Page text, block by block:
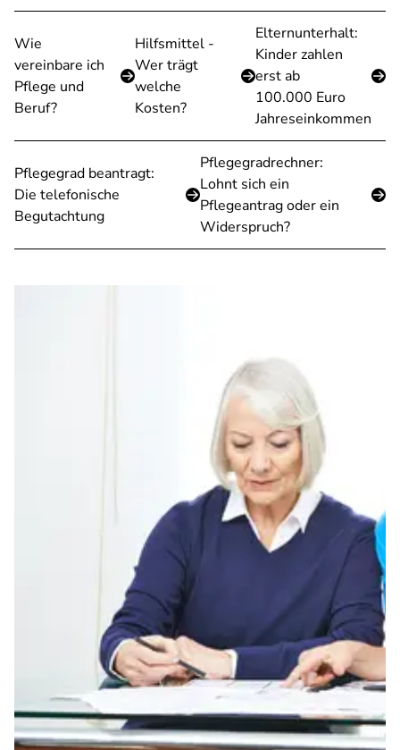
Wie
vereinbare ich
Pflege und
Beruf?
Hilfsmittel -
Wer trägt
welche
Kosten?
Elternunterhalt:
Kinder zahlen
erst ab
100.000 Euro
Jahreseinkommen
Pflegegrad beantragt:
Die telefonische
Begutachtung
Pflegegradrechner:
Lohnt sich ein
Pflegeantrag oder ein
Widerspruch?